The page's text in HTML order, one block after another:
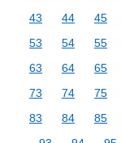
43
44 45
53
54 55
63
64 65
73
74 75
83
84 85